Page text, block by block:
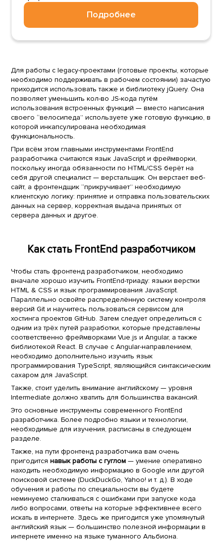
Подробнее
Для работы с legacy-проектами (готовые проекты, которые
необходимо поддерживать в рабочем состоянии) зачастую
приходится использовать также и библиотеку jQuery. Она
позволяет уменьшить кол-во JS-кода путём
использования встроенных функций — вместо написания
своего “велосипеда” используете уже готовую функцию, в
которой инкапсулирована необходимая
функциональность.
При всём этом главными инструментами FrontEnd
разработчика считаются язык JavaScript и фреймворки,
поскольку иногда обязанности по HTML/CSS берёт на
себя другой специалист — верстальщик. Он верстает веб-
сайт, а фронтендщик “прикручивает” необходимую
клиентскую логику: принятие и отправка пользовательских
данных на сервер, корректная выдача принятых от
сервера данных и другое.
Как стать FrontEnd разработчиком
Чтобы стать фронтенд разработчиком, необходимо
вначале хорошо изучить FrontEnd-триаду: языки верстки
HTML & CSS и язык программирования JavaScript.
Параллельно освойте распределённую систему контроля
версий Git и научитесь пользоваться сервисом для
хостинга проектов GitHub. Затем следует определиться с
одним из трёх путей разработки, которые представлены
соответственно фреймворками Vue.js и Angular, а также
библиотекой React. В случае с Angular-направлением,
необходимо дополнительно изучить язык
программирования TypeScript, являющийся синтаксическим
сахаром для JavaScript.
Также, стоит уделить внимание английскому — уровня
Intermediate должно хватить для большинства вакансий.
Это основные инструменты современного FrontEnd
разработчика. Более подробно языки и технологии,
необходимые для изучения, расписаны в следующем
разделе.
Также, на пути фронтенд разработчика вам очень
пригодитсянавык работы с гуглом — умение оперативно
находить необходимую информацию в Google или другой
поисковой системе (DuckDuckGo, Yahoo! и т. д.). В ходе
обучения и работы по специальности вы будете
неминуемо сталкиваться с ошибками при запуске кода
либо вопросами, ответы на которые эффективнее всего
искать в интернете. Здесь же пригодится уже упомянутый
английский язык — большинство полезной информации в
интернете именно на языке туманного Альбиона.